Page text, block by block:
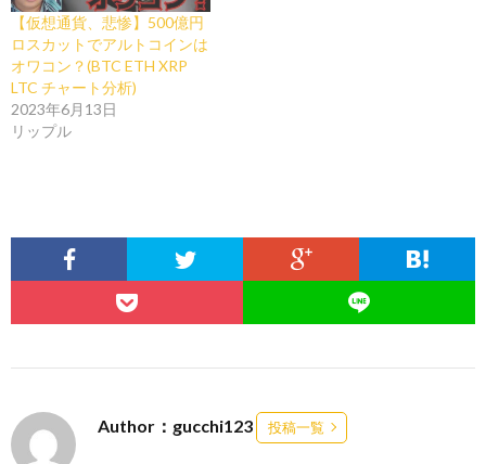
【仮想通貨、悲惨】500億円
ロスカットでアルトコインは
オワコン？(BTC ETH XRP
LTC チャート分析)
2023年6月13日
リップル
Author：gucchi123 投稿一覧